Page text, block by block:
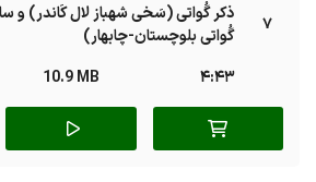
7
ذکر گُواتی (سَخی شهباز لال کَاندر) و
گُواتی بلوچستان-چابهار)
4:43
10.9 MB